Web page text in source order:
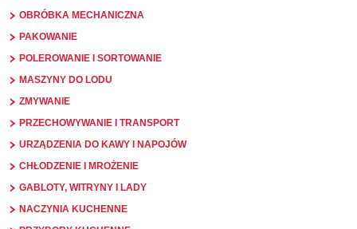
OBRÓBKA MECHANICZNA
PAKOWANIE
POLEROWANIE I SORTOWANIE
MASZYNY DO LODU
ZMYWANIE
PRZECHOWYWANIE I TRANSPORT
URZĄDZENIA DO KAWY I NAPOJÓW
CHŁODZENIE I MROŻENIE
GABLOTY, WITRYNY I LADY
NACZYNIA KUCHENNE